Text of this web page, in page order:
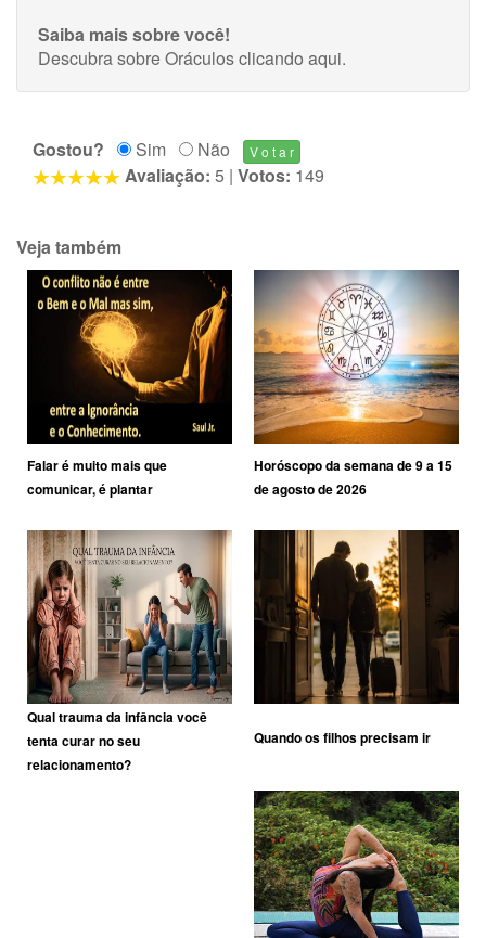
Saiba mais sobre você!
Descubra sobre Oráculosclicando aqui.
Gostou? Sim
Não
Avaliação: 5 | Votos: 149
Veja também
Falar é muito mais que
comunicar, é plantar
Horóscopo da semana de 9 a 15
de agosto de 2026
Qual trauma da infância você
tenta curar no seu
relacionamento?
Quando os filhos precisam ir